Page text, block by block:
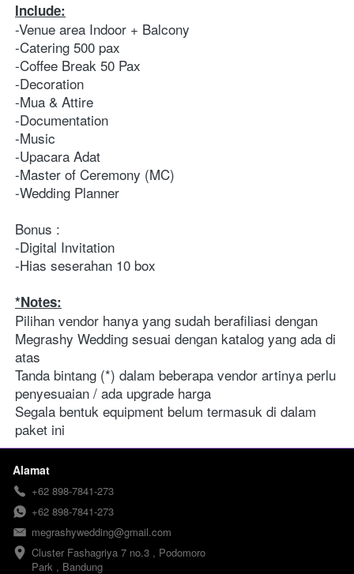
Include:
-Venue area Indoor + Balcony
-Catering 500 pax
-Coffee Break 50 Pax
-Decoration
-Mua & Attire
-Documentation
-Music
-Upacara Adat
-Master of Ceremony (MC)
-Wedding Planner
Bonus :
-Digital Invitation
-Hias seserahan 10 box
*Notes:
Pilihan vendor hanya yang sudah berafiliasi dengan
Megrashy Wedding sesuai dengan katalog yang ada di
atas
Tanda bintang (*) dalam beberapa vendor artinya perlu
penyesuaian / ada upgrade harga
Segala bentuk equipment belum termasuk di dalam
paket ini
Alamat
+62 898-7841-273
+62 898-7841-273
megrashywedding@gmail.com
Cluster Fashagriya 7 no.3 , Podomoro
Park , Bandung